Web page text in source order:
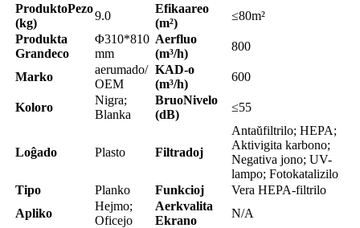
ProduktoPezo
(kg)
9.0
Efikaareo
(m²)
≤80m²
Produkta
Grandeco
Φ310*810
mm
Aerfluo
(m³/h)
800
Marko
aerumado/
OEM
KAD-o
(m³/h)
600
Koloro
Nigra;
Blanka
BruoNivelo
(dB)
≤55
Loĝado Plasto Filtradoj
Antaŭfiltrilo; HEPA;
Aktivigita karbono;
Negativa jono; UV-
lampo; Fotokatalizilo
Tipo
Planko Funkcioj
Vera HEPA-filtrilo
Apliko
Hejmo;
Oficejo
Aerkvalita
Ekrano
N/A